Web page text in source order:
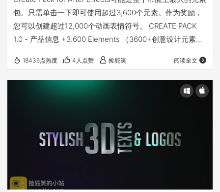
包。只需单击一下即可使用超过3,600个元素。作为奖励，
您可以创建超过12,000个动画表情符号。 CREATE PACK
1.0 - 产品信息 +3.600 Elements （3600+创意设计元素）
情） After Effects CC 2014.2 or higher. （支持After
Effects CC 2…
18436点热度 4人点赞 捡屁笑 阅读全文